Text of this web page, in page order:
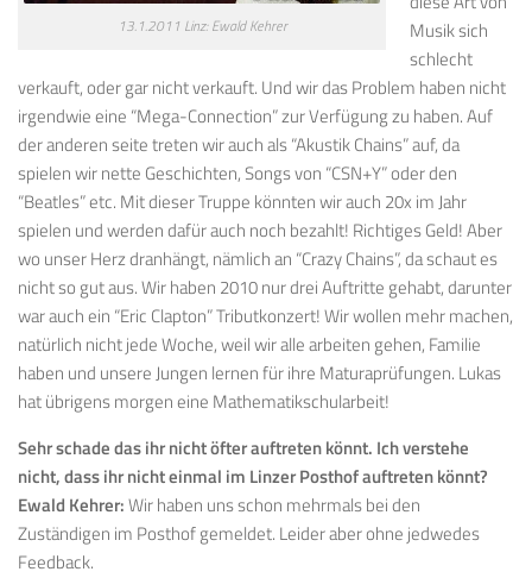
13.1.2011 Linz: Ewald Kehrer
Musik sich
schlecht
verkauft, oder gar nicht verkauft. Und wir das Problem haben nicht
irgendwie eine “Mega-Connection” zur Verfügung zu haben. Auf
der anderen seite treten wir auch als “Akustik Chains” auf, da
spielen wir nette Geschichten, Songs von “CSN+Y” oder den
“Beatles” etc. Mit dieser Truppe könnten wir auch 20x im Jahr
spielen und werden dafür auch noch bezahlt! Richtiges Geld! Aber
wo unser Herz dranhängt, nämlich an “Crazy Chains”, da schaut es
nicht so gut aus. Wir haben 2010 nur drei Auftritte gehabt, darunter
war auch ein “Eric Clapton” Tributkonzert! Wir wollen mehr machen,
natürlich nicht jede Woche, weil wir alle arbeiten gehen, Familie
haben und unsere Jungen lernen für ihre Maturaprüfungen. Lukas
hat übrigens morgen eine Mathematikschularbeit!
Sehr schade das ihr nicht öfter auftreten könnt. Ich verstehe
nicht, dass ihr nicht einmal im Linzer Posthof auftreten könnt?
Ewald Kehrer:Wir haben uns schon mehrmals bei den
Zuständigen im Posthof gemeldet. Leider aber ohne jedwedes
Feedback.